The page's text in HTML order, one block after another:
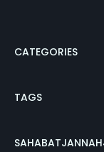
CATEGORIES
TAGS